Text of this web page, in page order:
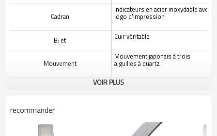
Cadran
Indicateurs en acier inoxydable avec
logo d'impression
B: et Cuir véritable
Mouvement
Mouvement japonais à trois
aiguilles à quartz
3ATM
VOIR PLUS
recommander